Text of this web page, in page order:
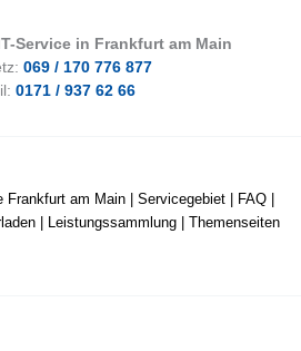
Service in Frankfurt am Main
069 / 170 776 877
0171 / 937 62 66
Frankfurt am Main Servicegebiet FAQ
Leistungssammlung Themenseiten